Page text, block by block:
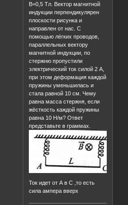
B=0,5 Тл. Вектор магнитной
индукции перпендикулярен
плоскости рисунка и
направлен от нас. С
помощью лёгких проводов,
параллельных вектору
магнитной индукции, по
стержню пропустили
электрический ток силой 2 А,
при этом деформация каждой
пружины уменьшилась и
стала равной 10 см. Чему
равна масса стержня, если
жёсткость каждой пружины
равна 10 Н/м? Ответ
представьте в граммах.
Ток идет от А в С ,то есть
сила ампера вверх